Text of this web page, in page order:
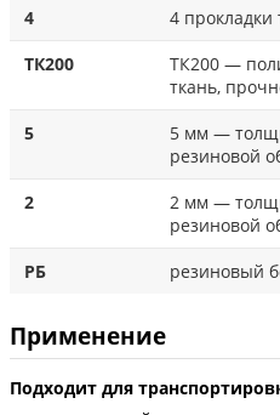
4
4 прокладки
ТК200
ТК200 —
ткань,
5
5 мм —
резиновой
2
2 мм —
резиновой
РБ
резиновый
Применение
Подходит для